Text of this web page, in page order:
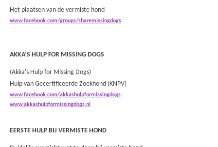
Het plaatsen van de vermiste hond
www.facebook.com/groups/sharemissingdogs
AKKA’S HULP FOR MISSING DOGS
(Akka's Hulp for Missing Dogs)
Hulp van Gecertificeerde Zoekhond (KNPV)
www.facebook.com/akkashulpformissingdogs
www.akkashulpformissingdogs.nl
EERSTE HULP BIJ VERMISTE HOND